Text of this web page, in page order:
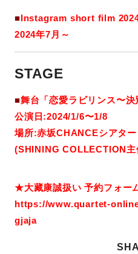
■Instagram short film
2024年7月～
STAGE
■舞台「恋愛ラビリンス〜決
公演日:2024/1/6〜1/8
場所:赤坂CHANCEシアター
(SHINING COLLECTION主
★大藏康誠扱い 予約フォー
https://www.quartet-
gjaja